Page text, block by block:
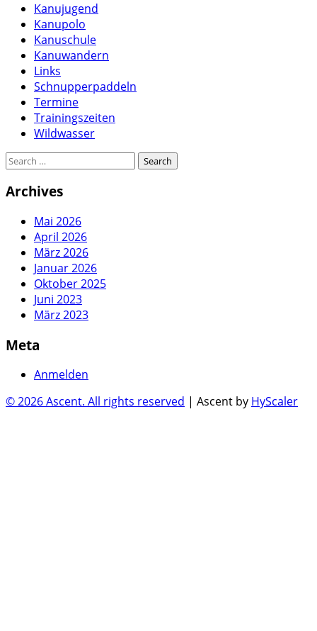
Kanujugend
Kanupolo
Kanuschule
Kanuwandern
Links
Schnupperpaddeln
Termine
Trainingszeiten
Wildwasser
Archives
Mai 2026
April 2026
März 2026
Januar 2026
Oktober 2025
Juni 2023
März 2023
Meta
Anmelden
© 2026 Ascent. All rights reserved | Ascent by HyScaler